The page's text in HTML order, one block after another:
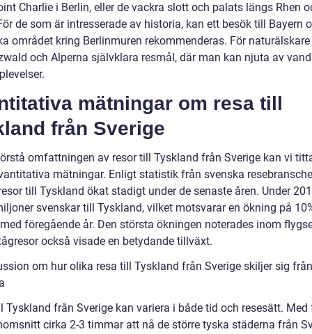
Charlie i Berlin, eller de vackra slott och palats längs Rhen
de som är intresserade av historia, kan ett besök till Bayern
området kring Berlinmuren rekommenderas. För naturälskare
och Alperna självklara resmål, där man kan njuta av
mätningar om resa till
från Sverige
omfattningen av resor till Tyskland från Sverige kan vi
mätningar. Enligt statistik från svenska
till Tyskland ökat stadigt under de senaste åren. Under
svenskar till Tyskland, vilket motsvarar en ökning på
föregående år. Den största ökningen noterades inom
också visade en betydande tillväxt.
om hur olika resa till Tyskland från Sverige skiljer sig från
Tyskland från Sverige kan variera i både tid och resesätt. Med
cirka 2-3 timmar att nå de större tyska städerna från